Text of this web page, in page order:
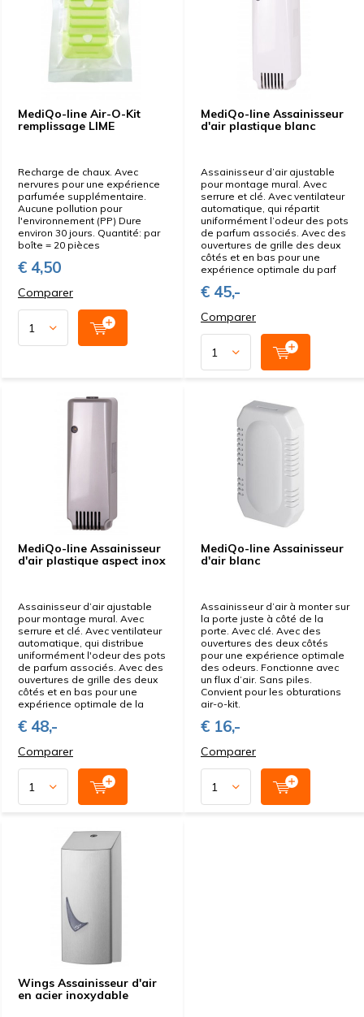
MediQo-line Air-O-Kit
remplissage LIME
Recharge de chaux. Avec
nervures pour une expérience
parfumée supplémentaire.
Aucune pollution pour
l'environnement (PP) Dure
environ 30 jours. Quantité: par
boîte = 20 pièces
€ 4,50
Comparer
MediQo-line Assainisseur
d'air plastique blanc
Assainisseur d’air ajustable
pour montage mural. Avec
serrure et clé. Avec ventilateur
automatique, qui répartit
uniformément l’odeur des pots
de parfum associés. Avec des
ouvertures de grille des deux
côtés et en bas pour une
expérience optimale du parf
€ 45,-
Comparer
MediQo-line Assainisseur
d'air plastique aspect inox
Assainisseur d’air ajustable
pour montage mural. Avec
serrure et clé. Avec ventilateur
automatique, qui distribue
uniformément l'odeur des pots
de parfum associés. Avec des
ouvertures de grille des deux
côtés et en bas pour une
expérience optimale de la
€ 48,-
Comparer
MediQo-line Assainisseur
d'air blanc
Assainisseur d’air à monter sur
la porte juste à côté de la
porte. Avec clé. Avec des
ouvertures des deux côtés
pour une expérience optimale
des odeurs. Fonctionne avec
un flux d’air. Sans piles.
Convient pour les obturations
air-o-kit.
€ 16,-
Comparer
Wings Assainisseur d'air
en acier inoxydable